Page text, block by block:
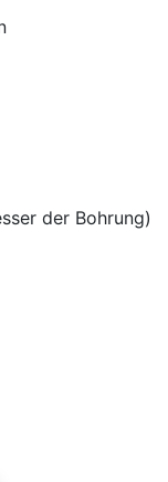
der Bohrung)